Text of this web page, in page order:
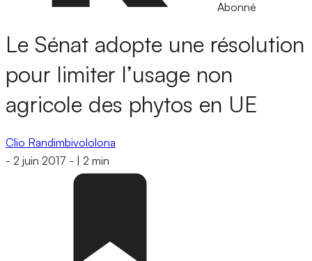
Abonné
Le Sénat adopte une résolution
pour limiter l’usage non
agricole des phytos en UE
Clio Randimbivololona
- 2 juin 2017 - 2 min